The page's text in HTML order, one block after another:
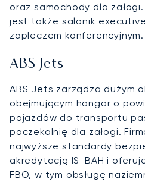
oraz samochody dla
jest także salonik
zapleczem konferencyjnym.
ABS Jets
ABS Jets zarządza dużym
obejmującym hangar o
pojazdów do transportu
poczekalnię dla załogi.
najwyższe standardy
akredytacją IS-BAH i
FBO, w tym obsługę